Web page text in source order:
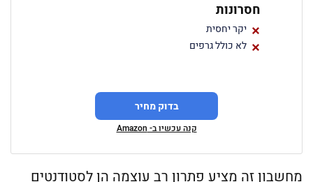
חסרונות
יקר יחסית
לא כולל גרפים
בדוק מחיר
קנה עכשיו ב- Amazon
מחשבון זה מציע פתרון רב עוצמה הן לסטודנטים